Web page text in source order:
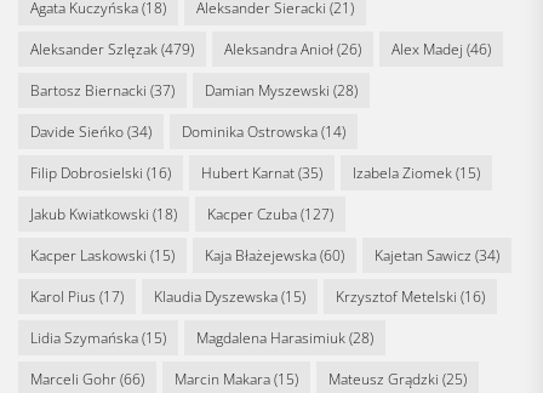
Agata Kuczyńska(18) Aleksander Sieracki (21)
Aleksander Szlęzak(479) Aleksandra Anioł(26) Alex Madej (46)
Bartosz Biernacki (37) Damian Myszewski (28)
Davide Sieńko(34) Dominika Ostrowska(14)
Filip Dobrosielski (16) Hubert Karnat(35) Izabela Ziomek(15)
Jakub Kwiatkowski (18) Kacper Czuba(127)
Kacper Laskowski (15) Kaja Błażejewska(60) Kajetan Sawicz (34)
Karol Pius (17) Klaudia Dyszewska(15) Krzysztof Metelski (16)
Lidia Szymańska(15) Magdalena Harasimiuk(28)
Marceli Gohr(66) Marcin Makara(15) Mateusz Grądzki (25)